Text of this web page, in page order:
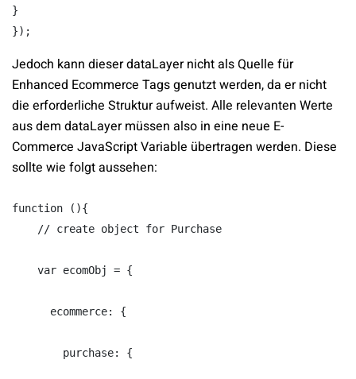
}
Jedoch kann dieser dataLayer nicht als Quelle für
Enhanced Ecommerce Tags genutzt werden, da er nicht
die erforderliche Struktur aufweist. Alle relevanten Werte
aus dem dataLayer müssen also in eine neue E-
Commerce JavaScript Variable übertragen werden. Diese
sollte wie folgt aussehen:
function (){
// create object for Purchase
var ecomObj = {
ecommerce: {
purchase: {